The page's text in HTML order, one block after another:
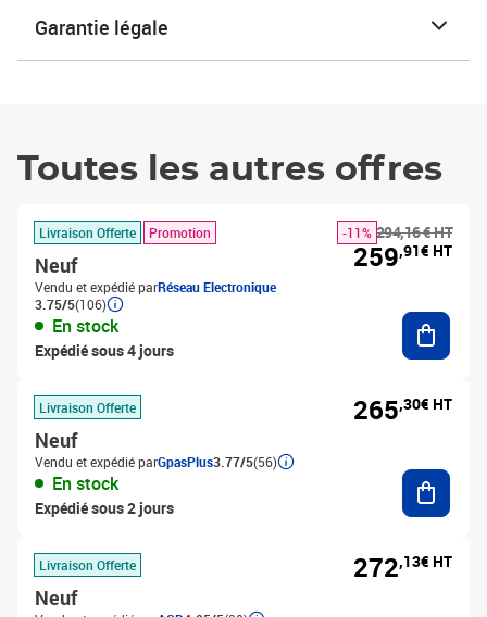
Garantie légale
Toutes les autres offres
Livraison Offerte Promotion
Neuf
Vendu et expédié parRéseau Electronique
3.75/5(106)
En stock
Expédié sous 4 jours
294,16 € HT
-11%
259,91€ HT
Livraison Offerte
Neuf
Vendu et expédié parGpasPlus3.77/5(56)
En stock
Expédié sous 2 jours
265,30€ HT
Livraison Offerte
Neuf
272,13€ HT